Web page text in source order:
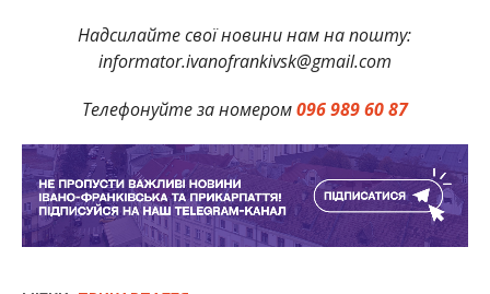
Надсилайте свої новини нам на пошту:
informator.ivanofrankivsk@gmail.com
Телефонуйте за номером096 989 60 87